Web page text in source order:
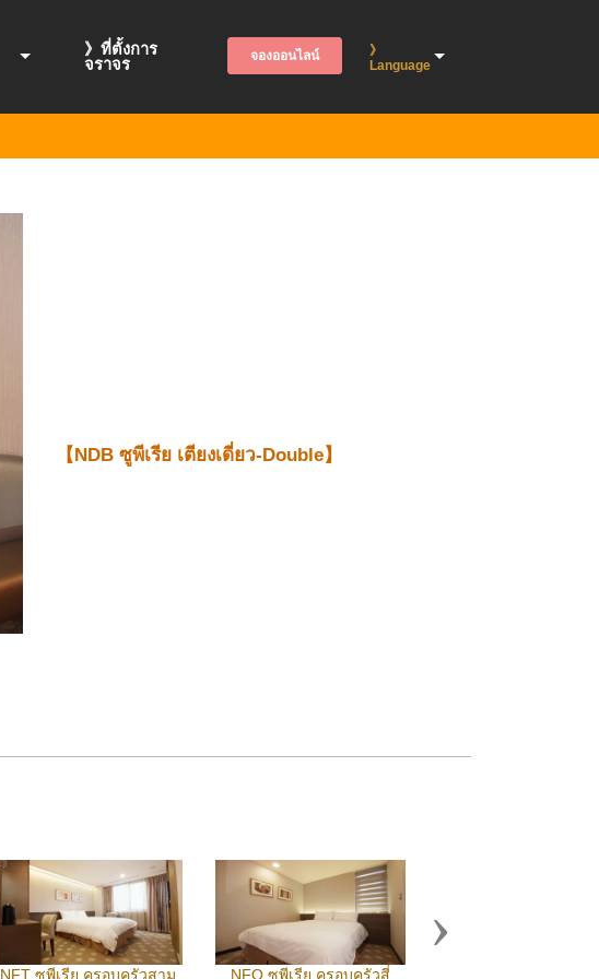
》ที่ตั้งการ
จราจร
จองออนไลน์
》
Language
【NDB ซูพีเรีย เตียงเดี่ยว-Double】
NFT ซูพีเรีย ครอบครัวสาม NFQ ซูพีเรีย ครอบครัวสี่
Next